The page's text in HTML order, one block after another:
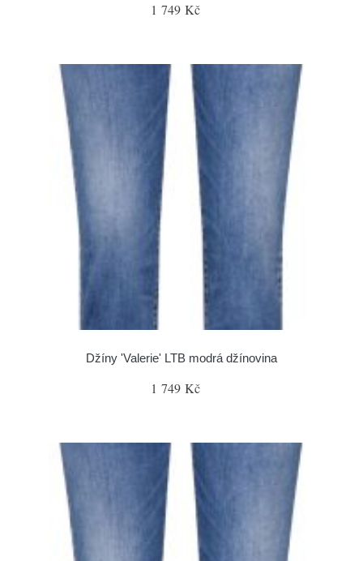
1 749 Kč
Džíny 'Valerie' LTB modrá džínovina
1 749 Kč